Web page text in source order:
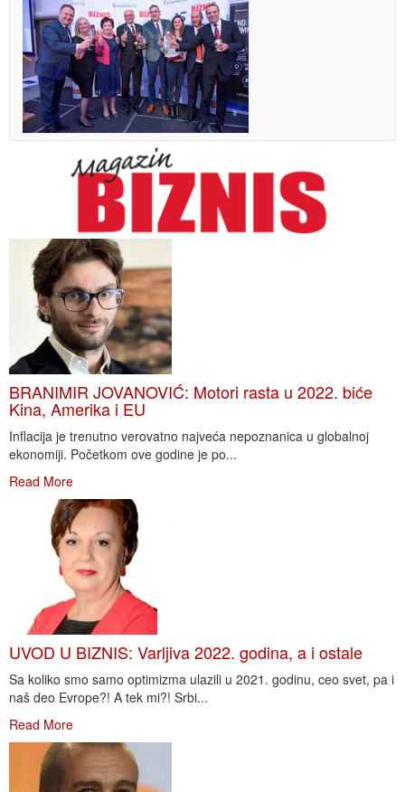
BRANIMIR JOVANOVIĆ: Motori rasta u 2022. biće
Kina, Amerika i EU
Inflacija je trenutno verovatno najveća nepoznanica u globalnoj
ekonomiji. Početkom ove godine je po...
Read More
UVOD U BIZNIS: Varljiva 2022. godina, a i ostale
Sa koliko smo samo optimizma ulazili u 2021. godinu, ceo svet, pa i
naš deo Evrope?! A tek mi?! Srbi...
Read More